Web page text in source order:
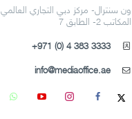
ون سنترال- مركز دبي التجاري العالمي
المكاتب 2- الطابق 7
+971 (0) 4 383 3333
info@mediaoffice.ae